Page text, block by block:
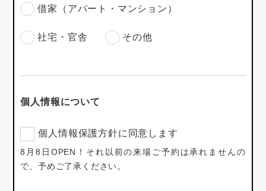
借家（アパート・マンション）
社宅・官舎 その他
個人情報について
個人情報保護方針に同意します
8月8日OPEN！それ以前の来場ご予約は承れませんの
で、予めご了承ください。